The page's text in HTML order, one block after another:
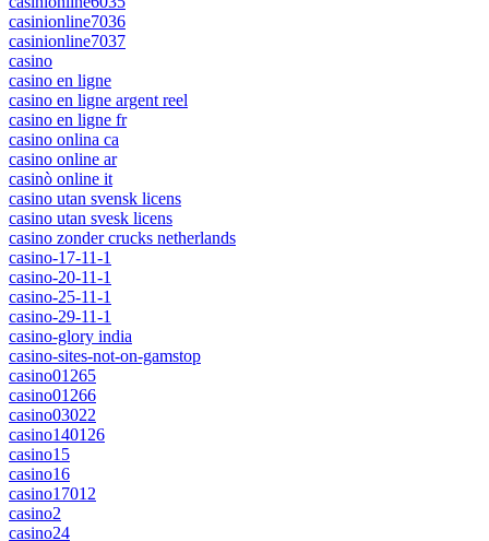
casinionline7036
casinionline7037
casino
casino en ligne
casino en ligne argent reel
casino en ligne fr
casino onlina ca
casino online ar
casinò online it
casino utan svensk licens
casino utan svesk licens
casino zonder crucks netherlands
casino-17-11-1
casino-20-11-1
casino-25-11-1
casino-29-11-1
casino-glory india
casino-sites-not-on-gamstop
casino01265
casino01266
casino03022
casino140126
casino15
casino16
casino17012
casino2
casino24